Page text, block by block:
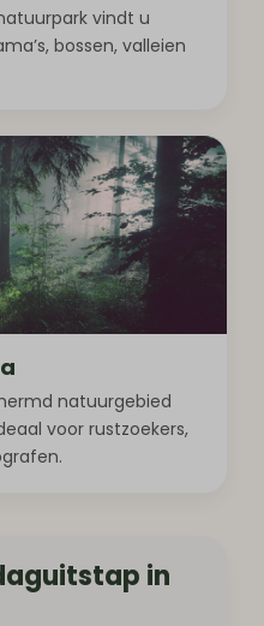
vindt u
bossen, valleien
natuurgebied
voor rustzoekers,
in